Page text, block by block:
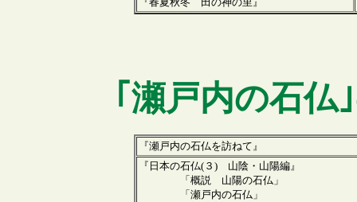
｢ 瀬戸内の石仏
『瀬戸内の石仏を訪ねて』
『日本の石仏(３) 山陰・山陽編』
「概説 山陽の石仏」
「瀬戸内の石仏」